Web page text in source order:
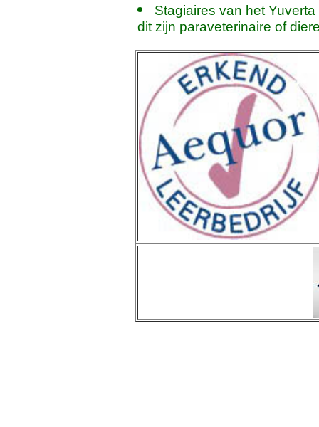
Stagiaires van het
dit zijn paraveterinaire of